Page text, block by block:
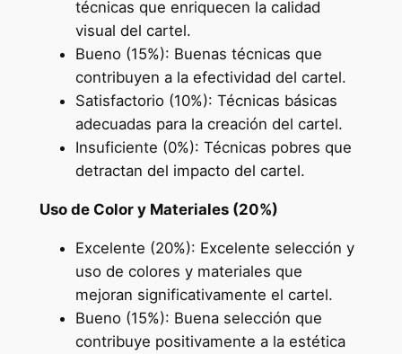
técnicas que enriquecen la calidad
visual del cartel.
Bueno (15%): Buenas técnicas que
contribuyen a la efectividad del cartel.
Satisfactorio (10%): Técnicas básicas
adecuadas para la creación del cartel.
Insuficiente (0%): Técnicas pobres que
detractan del impacto del cartel.
Uso de Color y Materiales (20%)
Excelente (20%): Excelente selección y
uso de colores y materiales que
mejoran significativamente el cartel.
Bueno (15%): Buena selección que
contribuye positivamente a la estética